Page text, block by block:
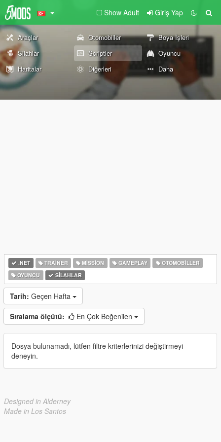
Show Adult Giriş Yap
Araçlar Otomobiller
Boya İşleri
Silahlar
Scriptler
Oyuncu
Haritalar
Diğerleri Daha
.NET TRAINER MISSION GAMEPLAY
OTOMOBILLER
OYUNCU
SILAHLAR
Tarih: Geçen Hafta
Sıralama ölçütü: En Çok Beğenilen
Dosya bulunamadı, lütfen filtre kriterlerinizi değiştirmeyi
deneyin.
Designed in Alderney
Made in Los Santos